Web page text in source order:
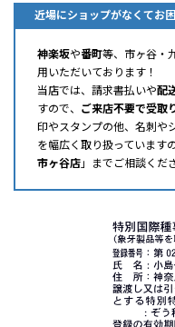
近場にショップがなくてお
神楽坂や番町等、市ヶ谷・
用いただいております！
当店では、請求書払いや配
すので、 ご来店不要で受取
印やスタンプの他、名刺や
を幅広く取り扱っています
市ヶ谷店 」までご相談くだ